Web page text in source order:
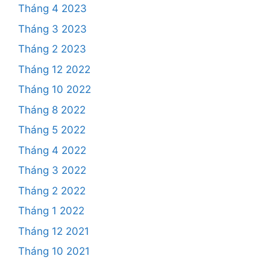
Tháng 4 2023
Tháng 3 2023
Tháng 2 2023
Tháng 12 2022
Tháng 10 2022
Tháng 8 2022
Tháng 5 2022
Tháng 4 2022
Tháng 3 2022
Tháng 2 2022
Tháng 1 2022
Tháng 12 2021
Tháng 10 2021